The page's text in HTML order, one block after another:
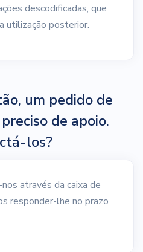
descodificadas, que
utilização posterior.
um pedido de
de apoio.
los?
através da caixa de
responder-lhe no prazo